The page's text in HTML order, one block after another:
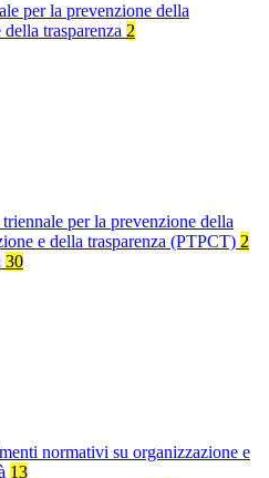
per la prevenzione della
trasparenza 2
per la prevenzione della
e della trasparenza (PTPCT) 2
30
normativi su organizzazione e
13